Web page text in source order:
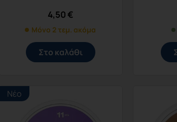
4,50€
Μόνο 2 τεμ. ακόμα
Στο καλάθι
Νέο